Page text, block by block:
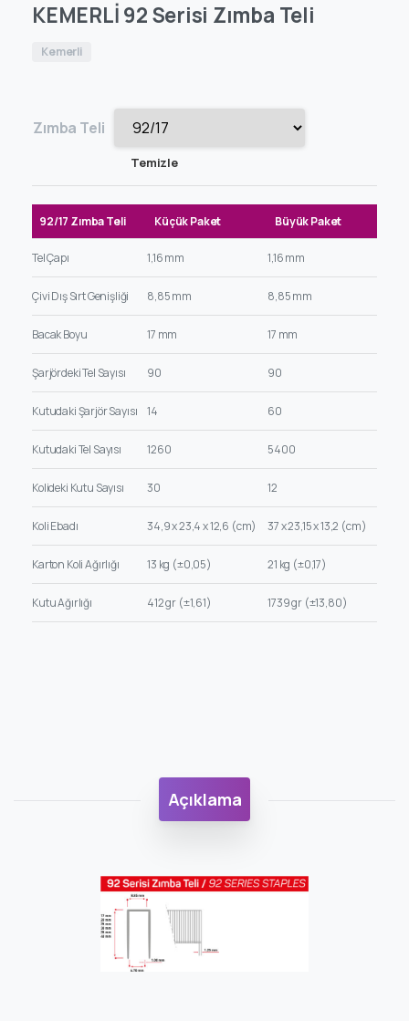
KEMERLİ 92 Serisi Zımba Teli
Kemerli
Zımba Teli
Temizle
92/17 Zımba Teli Küçük Paket Büyük Paket
Tel Çapı 1,16 mm 1,16 mm
Çivi Dış Sırt Genişliği 8,85 mm 8,85 mm
Bacak Boyu 17 mm 17 mm
Şarjördeki Tel Sayısı 90 90
Kutudaki Şarjör Sayısı 14 60
Kutudaki Tel Sayısı 1260 5400
Kolideki Kutu Sayısı 30 12
Koli Ebadı 34,9 x 23,4 x 12,6 (cm) 37 x 23,15 x 13,2 (cm)
Karton Koli Ağırlığı 13 kg (±0,05) 21 kg (±0,17)
Kutu Ağırlığı 412 gr (±1,61) 1739 gr (±13,80)
Açıklama